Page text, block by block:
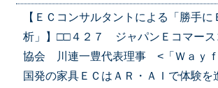
【ＥＣコンサルタントによる「勝手に
析」】□□４２７ ジャパンＥコマース
協会 川連一豊代表理事 <「Ｗａｙ
国発の家具ＥＣはＡＲ・ＡＩで体験を